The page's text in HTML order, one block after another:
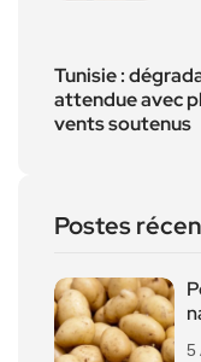
Tunisie :
attendue avec
vents soutenus
Postes
5